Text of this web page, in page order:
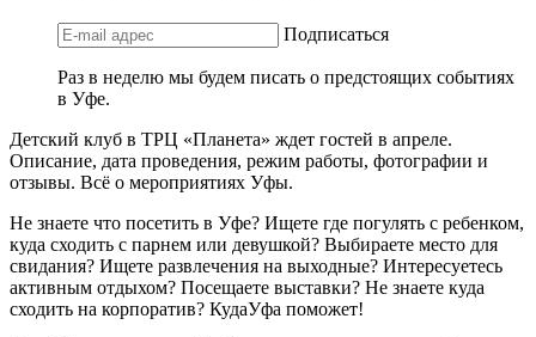
Подписаться
Раз в неделю мы будем писать о предстоящих событиях
в Уфе.
Детский клуб в ТРЦ «Планета» ждет гостей в апреле.
Описание, дата проведения, режим работы, фотографии и
отзывы. Всё о мероприятиях Уфы.
Не знаете что посетить в Уфе? Ищете где погулять с ребенком,
куда сходить с парнем или девушкой? Выбираете место для
свидания? Ищете развлечения на выходные? Интересуетесь
активным отдыхом? Посещаете выставки? Не знаете куда
сходить на корпоратив? КудаУфа поможет!